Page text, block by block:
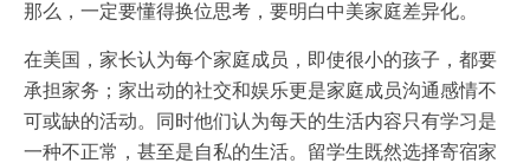
那么，一定要懂得换位思考，要明白中美家庭差异化。
在美国，家长认为每个家庭成员，即使很小的孩子，都要
承担家务；家出动的社交和娱乐更是家庭成员沟通感情不
可或缺的活动。同时他们认为每天的生活内容只有学习是
一种不正常，甚至是自私的生活。留学生既然选择寄宿家